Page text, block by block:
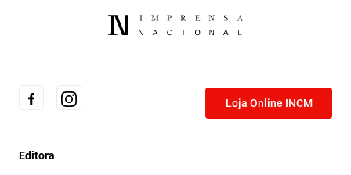
Loja Online INCM
Editora